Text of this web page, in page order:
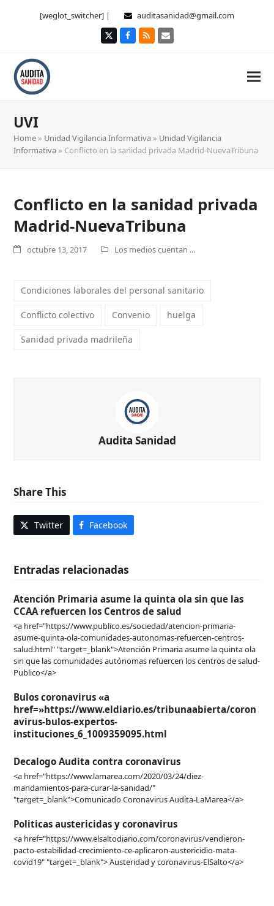
[weglot_switcher] | auditasanidad@gmail.com
TwitterFacebook
RSS Correo
UVI
Home » Unidad Vigilancia Informativa » Unidad Vigilancia
Informativa » Conflicto en la sanidad privada Madrid-NuevaTribuna
Conflicto en la sanidad privada
Madrid-NuevaTribuna
octubre 13, 2017 Los medios cuentan ...
Condiciones laborales del personal sanitario
Conflicto colectivo Convenio huelga
Sanidad privada madrileña
Audita Sanidad
Share This
Twitter Facebook
Entradas relacionadas
Atención Primaria asume la quinta ola sin que las
CCAA refuercen los Centros de salud
<a href="https://www.publico.es/sociedad/atencion-primaria-
asume-quinta-ola-comunidades-autonomas-refuercen-centros-
salud.html" "target=_blank">Atención Primaria asume la quinta ola
sin que las comunidades autónomas refuercen los centros de salud-
Publico</a>
Bulos coronavirus «a
href=»https://www.eldiario.es/tribunaabierta/coron
avirus-bulos-expertos-
instituciones_6_1009359095.html
Decalogo Audita contra coronavirus
<a href="https://www.lamarea.com/2020/03/24/diez-
mandamientos-para-curar-la-sanidad/"
"target=_blank">Comunicado Coronavirus Audita-LaMarea</a>
Politicas austericidas y coronavirus
<a href="https://www.elsaltodiario.com/coronavirus/vendieron-
pacto-estabilidad-crecimiento-ce-aplicaron-austericidio-mata-
covid19" "target=_blank"> Austeridad y coronavirus-ElSalto</a>